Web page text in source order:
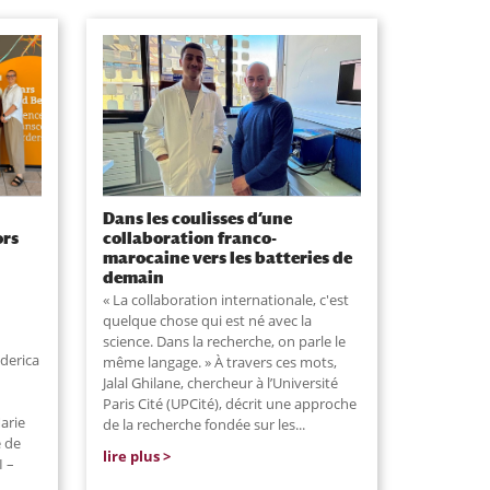
de
–
Dans les coulisses d’une
collaboration franco-
marocaine vers les batteries de
demain
« La collaboration internationale, c'est
quelque chose qui est né avec la
science. Dans la recherche, on parle le
même langage. » À travers ces mots,
Jalal Ghilane, chercheur à l’Université
Paris Cité (UPCité), décrit une approche
de la recherche fondée sur les...
lire plus